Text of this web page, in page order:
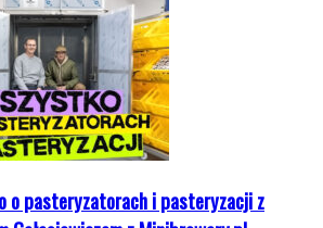
o pasteryzatorach i pasteryzacji z